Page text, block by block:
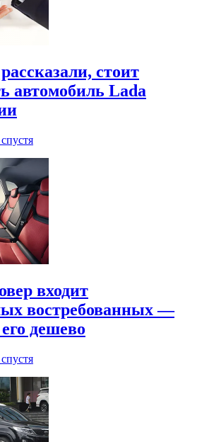
стоит
автомобиль Lada
входит
востребованных —
дешево